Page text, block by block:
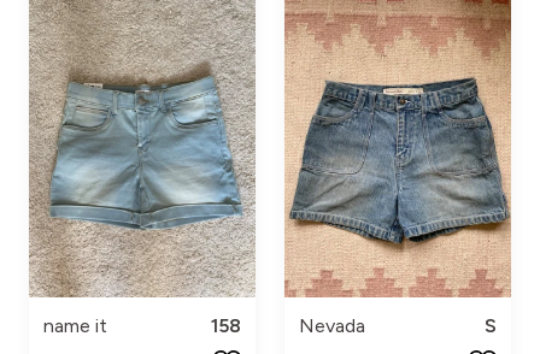
name it
158
Nevada
S